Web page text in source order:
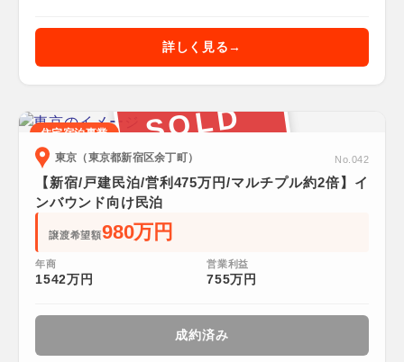
詳しく見る
SOLD
住宅宿泊事業
東京（東京都新宿区余丁町）
No.042
【新宿/戸建民泊/営利475万円/マルチプル約2倍】イ
ンバウンド向け民泊
譲渡希望額980万円
年商
1542万円
営業利益
755万円
成約済み